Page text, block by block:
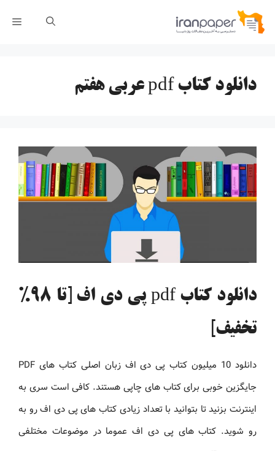
پرش
دانلود کتاب pdf عربی هفتم
دانلود کتاب pdf پی دی اف [تا 98%
تخفیف]
دانلود 10 میلیون کتاب پی دی اف زبان اصلی کتاب های PDF
جایگزین خوبی برای کتاب های چاپی هستند. کافی است سری به
اینترنت بزنید تا بتوانید با تعداد زیادی کتاب های پی دی اف رو به
رو شوید. کتاب های پی دی اف عموما در موضوعات مختلفی